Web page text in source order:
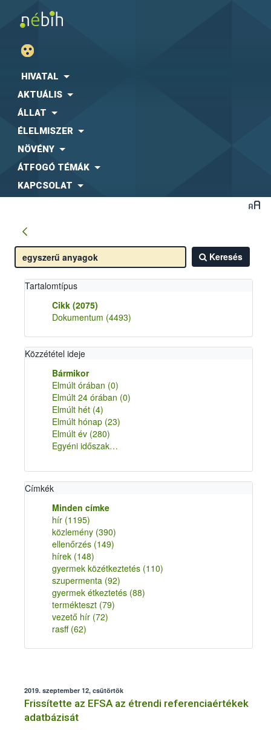
HIVATAL
AKTUÁLIS
ÁLLAT
ÉLELMISZER
NÖVÉNY
ÁTFOGÓ TÉMÁK
KAPCSOLAT
Keresés
Tartalomtípus
Cikk (2075)
Dokumentum (4493)
Közzététel ideje
Bármikor
Elmúlt órában (0)
Elmúlt 24 órában (0)
Elmúlt hét (4)
Elmúlt hónap (23)
Elmúlt év (280)
Egyéni időszak…
Címkék
Minden címke
hír (1195)
közlemény (390)
ellenőrzés (149)
hírek (148)
gyermek közétkeztetés (110)
szupermenta (92)
gyermek étkeztetés (88)
termékteszt (79)
vezető hír (72)
rasff (62)
2019. szeptember 12, csütörtök
Frissítette az EFSA az étrendi referenciaértékek
adatbázisát